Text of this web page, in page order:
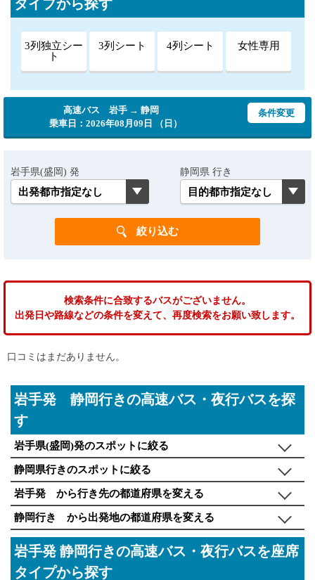
タイプから探す
3列独立シー
ト
3列シート 4列シート 女性専用
高速バス 岩手 → 静岡
乗車日：2026年08月09日 （日）
条件変更
岩手県(盛岡) 発 静岡県 行き
検索条件に合致するバスがございません。
出発日や路線などの条件を変えて、再度検索をお願い致します。
口コミはまだありません。
岩手発 静岡行きの高速バス・夜行バスを探
す
岩手県(盛岡)発のスポットに絞る
静岡県行きのスポットに絞る
岩手発 から行き先の都道府県を変える
静岡行き から出発地の都道府県を変える
岩手発 静岡行きの高速バス・夜行バスを座席
タイプから探す